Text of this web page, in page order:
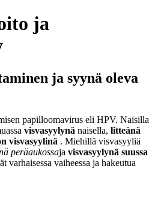
ja
ja syynä oleva
papilloomavirus eli HPV. Naisilla
visvasyylynä naisella, litteänä
visvasyylinä . Miehillä visvasyyliä
peräaukossaja visvasyylynä suussa
varhaisessa vaiheessa ja hakeutua